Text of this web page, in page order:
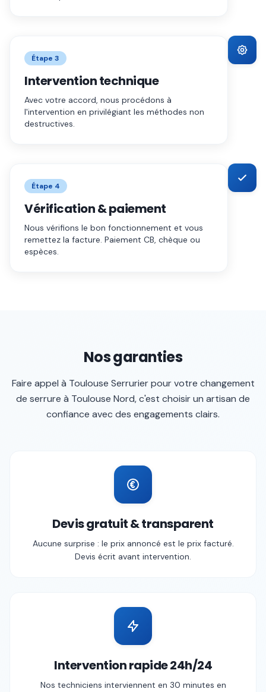
Étape 3
Intervention technique
Avec votre accord, nous procédons à
l'intervention en privilégiant les méthodes non
destructives.
Étape 4
Vérification & paiement
Nous vérifions le bon fonctionnement et vous
remettez la facture. Paiement CB, chèque ou
espèces.
Nos garanties
Faire appel à Toulouse Serrurierpour votre changement
de serrure à Toulouse Nord, c'est choisir un artisan de
confiance avec des engagements clairs.
Devis gratuit & transparent
Aucune surprise : le prix annoncé est le prix facturé.
Devis écrit avant intervention.
Intervention rapide 24h/24
Nos techniciens interviennent en 30 minutes en